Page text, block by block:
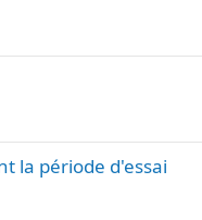
la période d'essai